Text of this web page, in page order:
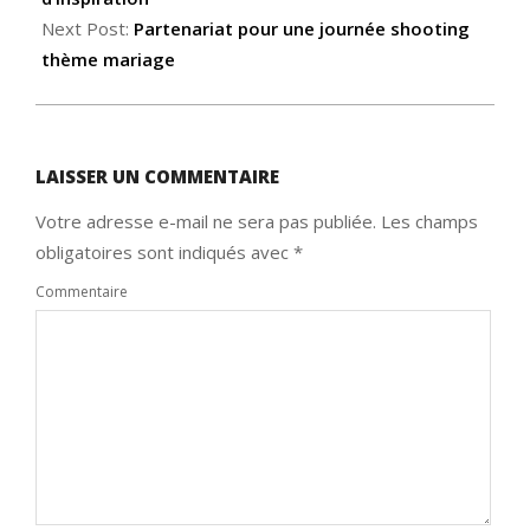
Next Post: Partenariat pour une journée shooting
thème mariage
LAISSER UN COMMENTAIRE
Votre adresse e-mail ne sera pas publiée. Les champs
obligatoires sont indiqués avec *
Commentaire